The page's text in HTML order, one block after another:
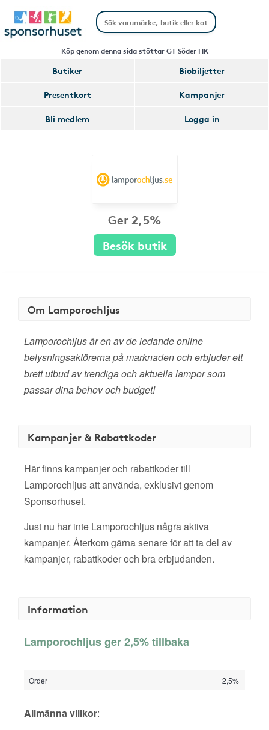
Köp genom denna sida stöttar GT Söder HK
Butiker
Biobiljetter
Presentkort
Kampanjer
Bli medlem
Logga in
Ger 2,5%
Besök butik
Om Lamporochljus
Lamporochljus är en av de ledande online
belysningsaktörerna på marknaden och erbjuder ett
brett utbud av trendiga och aktuella lampor som
passar dina behov och budget!
Kampanjer & Rabattkoder
Här finns kampanjer och rabattkoder till
Lamporochljus att använda, exklusivt genom
Sponsorhuset.
Just nu har inte Lamporochljus några aktiva
kampanjer. Återkom gärna senare för att ta del av
kampanjer, rabattkoder och bra erbjudanden.
Information
Lamporochljus ger 2,5% tillbaka
Order 2,5%
Allmänna villkor: